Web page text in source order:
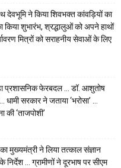
देवभूमि ने किया शिवभक्त कांवड़ियों का
किया शुभारंभ, श्रद्धालुओं को अपने हाथों
मित्रों को सराहनीय सेवाओं के लिए
प्रशासनिक फेरबदल … डॉ. आशुतोष
धामी सरकार ने जताया ‘भरोसा’ …
की ‘ताजपोशी’
मुख्यमंत्री ने लिया तत्काल संज्ञान
… ग्रामीणों ने दूरभाष पर सीएम